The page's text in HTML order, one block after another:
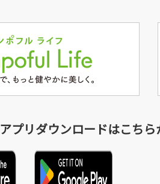
プリダウンロードはこちら